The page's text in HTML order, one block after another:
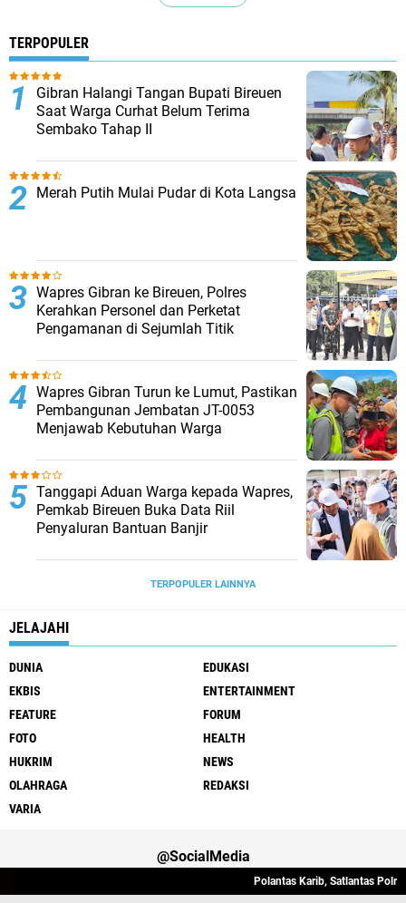
TERPOPULER
Gibran Halangi Tangan Bupati Bireuen
Saat Warga Curhat Belum Terima
Sembako Tahap II
Merah Putih Mulai Pudar di Kota Langsa
Wapres Gibran ke Bireuen, Polres
Kerahkan Personel dan Perketat
Pengamanan di Sejumlah Titik
Wapres Gibran Turun ke Lumut, Pastikan
Pembangunan Jembatan JT-0053
Menjawab Kebutuhan Warga
Tanggapi Aduan Warga kepada Wapres,
Pemkab Bireuen Buka Data Riil
Penyaluran Bantuan Banjir
TERPOPULER LAINNYA
JELAJAHI
DUNIA
EDUKASI
EKBIS
ENTERTAINMENT
FEATURE
FORUM
FOTO
HEALTH
HUKRIM
NEWS
OLAHRAGA
REDAKSI
VARIA
@SocialMedia
Polantas Karib, Satlantas Polres